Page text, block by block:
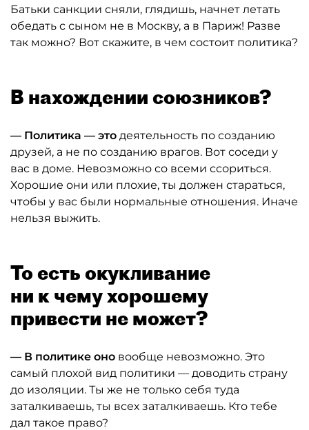
Батьки санкции сняли, глядишь, начнет летать
обедать с сыном не в Москву, а в Париж! Разве
так можно? Вот скажите, в чем состоит политика?
В нахождении союзников?
— Политика — это деятельность по созданию
друзей, а не по созданию врагов. Вот соседи у
вас в доме. Невозможно со всеми ссориться.
Хорошие они или плохие, ты должен стараться,
чтобы у вас были нормальные отношения. Иначе
нельзя выжить.
То есть окукливание
ни к чему хорошему
привести не может?
— В политике оно вообще невозможно. Это
самый плохой вид политики — доводить страну
до изоляции. Ты же не только себя туда
заталкиваешь, ты всех заталкиваешь. Кто тебе
дал такое право?